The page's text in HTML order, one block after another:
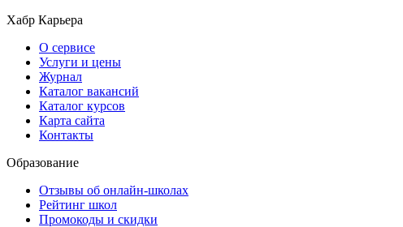
Хабр Карьера
О сервисе
Услуги и цены
Журнал
Каталог вакансий
Каталог курсов
Карта сайта
Контакты
Образование
Отзывы об онлайн-школах
Рейтинг школ
Промокоды и скидки